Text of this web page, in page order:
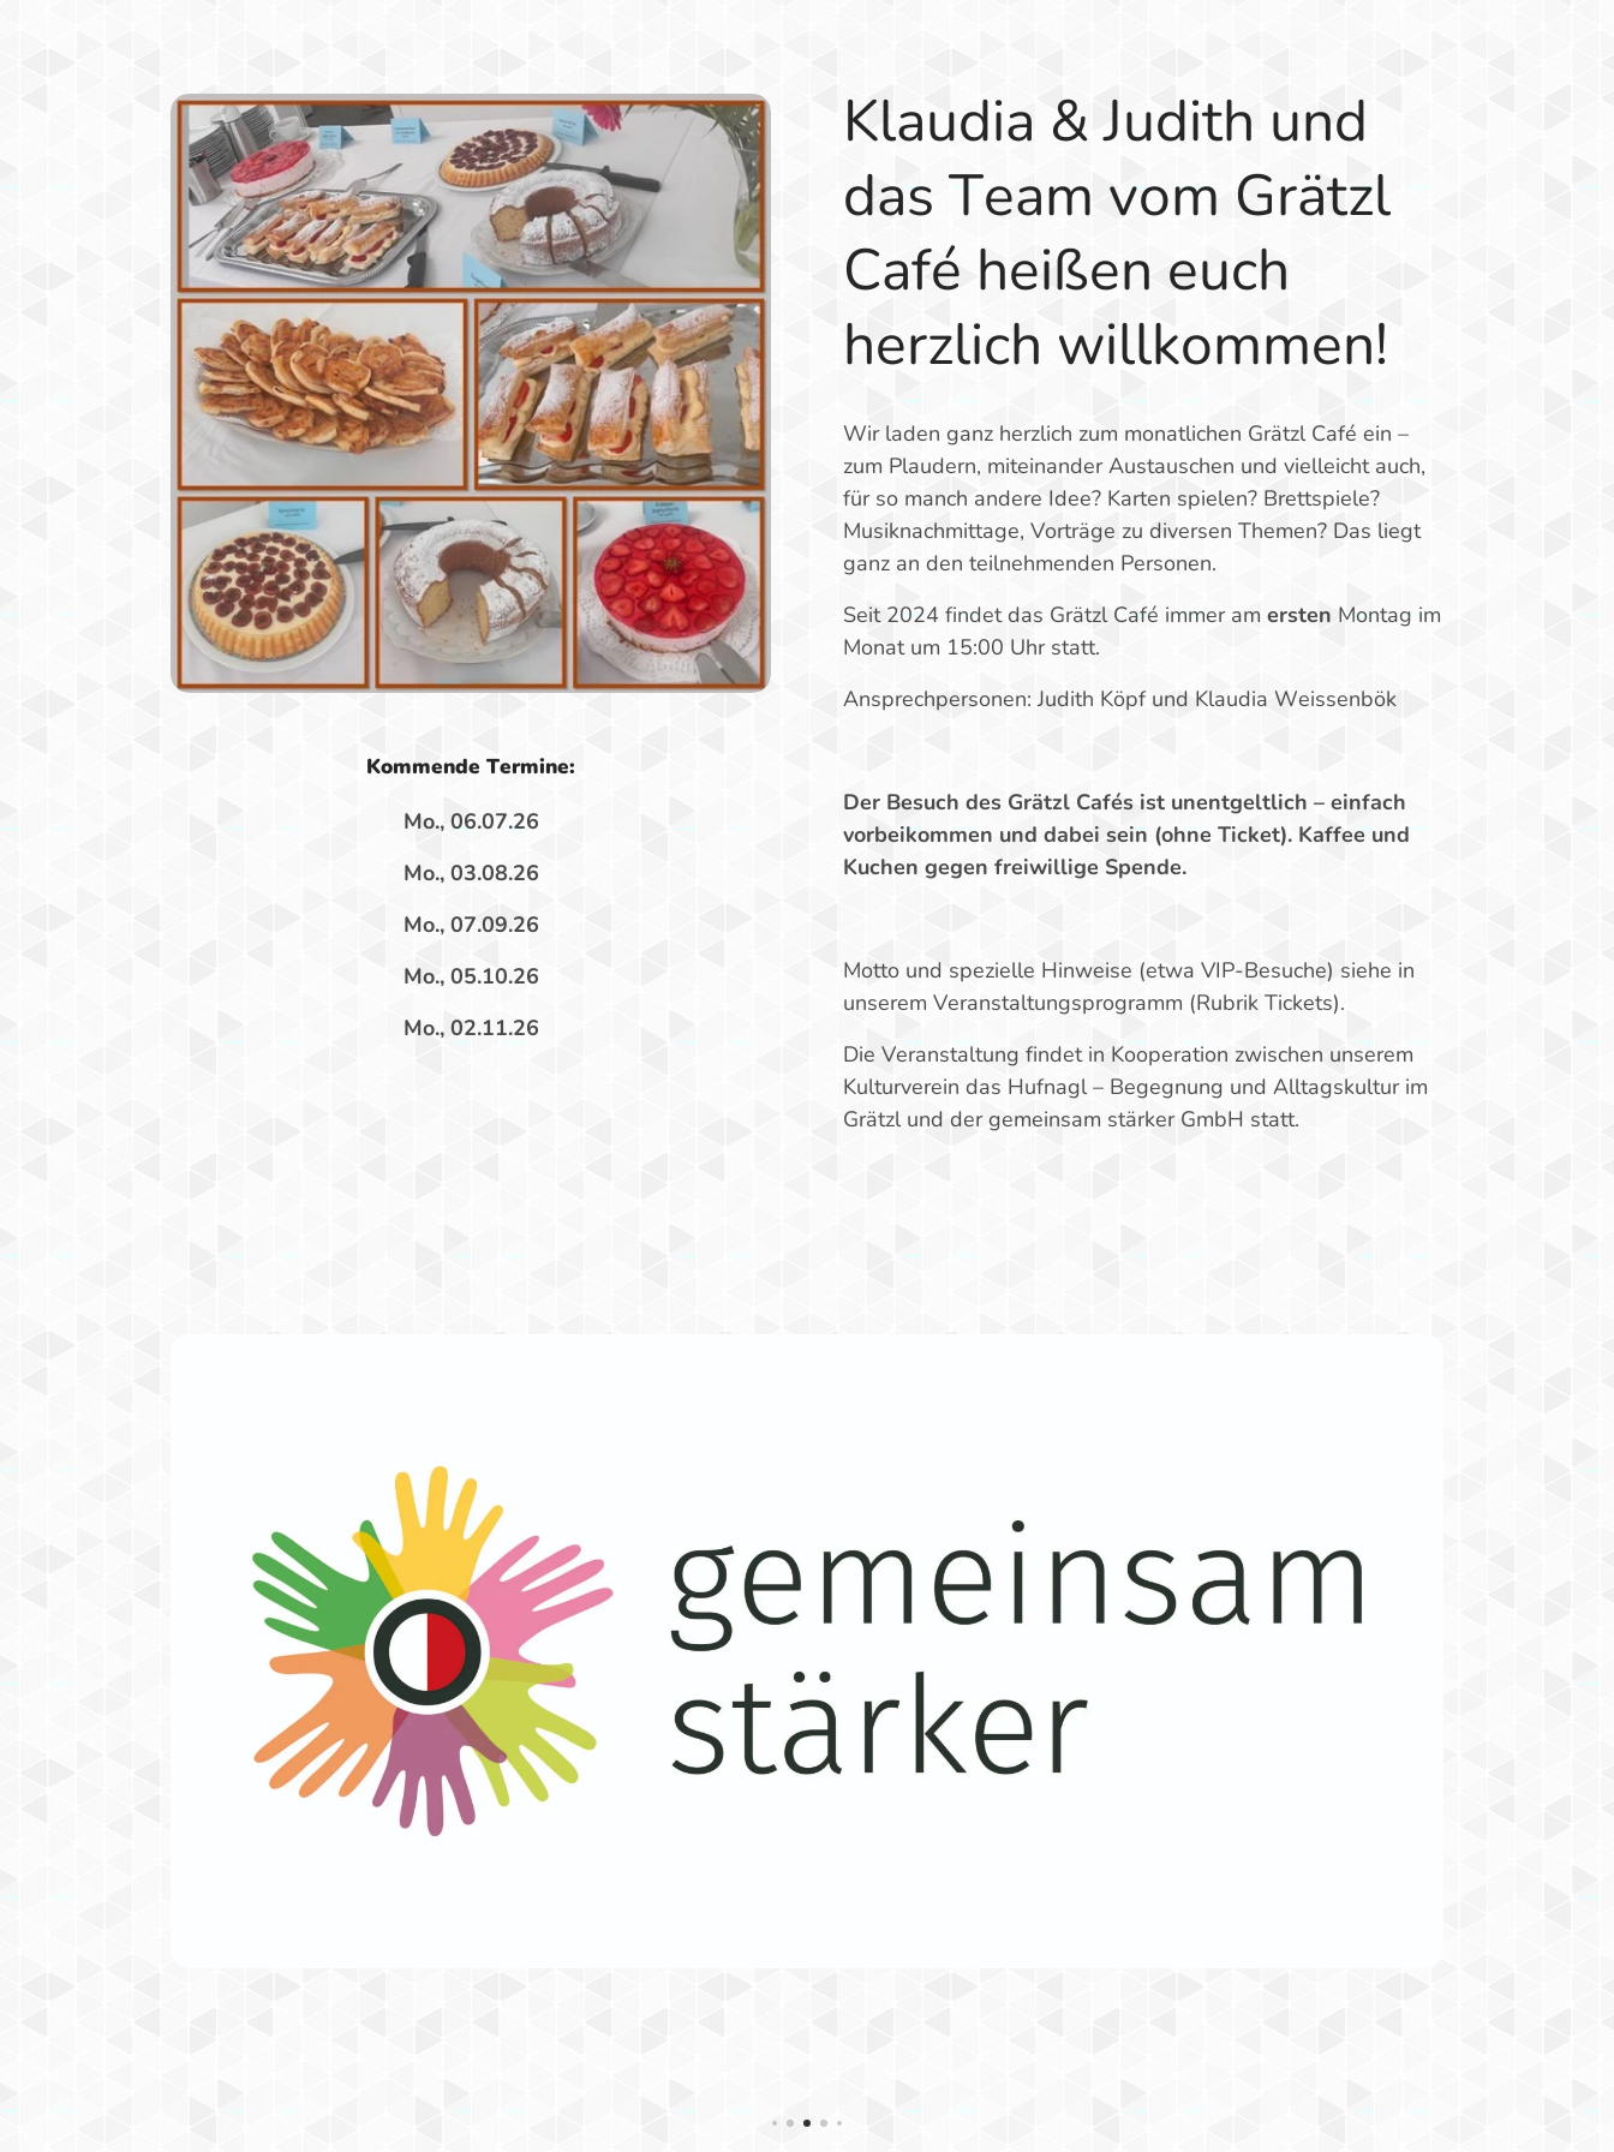
Kommende Termine:
Mo., 06.07.26
Mo., 03.08.26
Mo., 07.09.26
Mo., 05.10.26
Mo., 02.11.26
Klaudia & Judith und
das Team vom Grätzl
Café heißen euch
herzlich willkommen!
Wir laden ganz herzlich zum monatlichen Grätzl Café ein –
zum Plaudern, miteinander Austauschen und vielleicht auch,
für so manch andere Idee? Karten spielen? Brettspiele?
Musiknachmittage, Vorträge zu diversen Themen? Das liegt
ganz an den teilnehmenden Personen.
Seit 2024 findet das Grätzl Café immer am ersten Montag im
Monat um 15:00 Uhr statt.
Ansprechpersonen: Judith Köpf und Klaudia Weissenbök
Der Besuch des Grätzl Cafés ist unentgeltlich – einfach
vorbeikommen und dabei sein (ohne Ticket). Kaffee und
Kuchen gegen freiwillige Spende.
Motto und spezielle Hinweise (etwa VIP-Besuche) siehe in
unserem Veranstaltungsprogramm (Rubrik Tickets).
Die Veranstaltung findet in Kooperation zwischen unserem
Kulturverein das Hufnagl – Begegnung und Alltagskultur im
Grätzl und der gemeinsam stärker GmbH statt.